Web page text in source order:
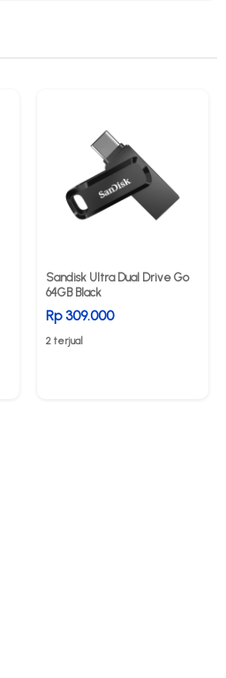
Sandisk Ultra Dual Drive Go
64GB Black
Rp 309.000
2 terjual